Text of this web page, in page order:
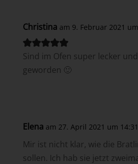
Christina am 9. Februar 2021
Sind im Ofen super lecker
geworden 🙂
Elena am 27. April 2021 um 14:31
Mir ist nicht klar, wie die
sollen. Ich hab sie jetzt